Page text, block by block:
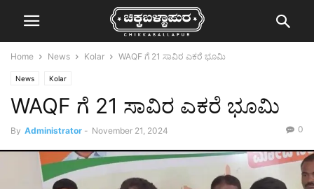
Home News Kolar WAQF ಗೆ 21 ಸಾವಿರ ಎಕರೆ ಭೂಮಿ
News Kolar
WAQF ಗೆ 21 ಸಾವಿರ ಎಕರೆ ಭೂಮಿ
By Administrator - November 21, 2024 0